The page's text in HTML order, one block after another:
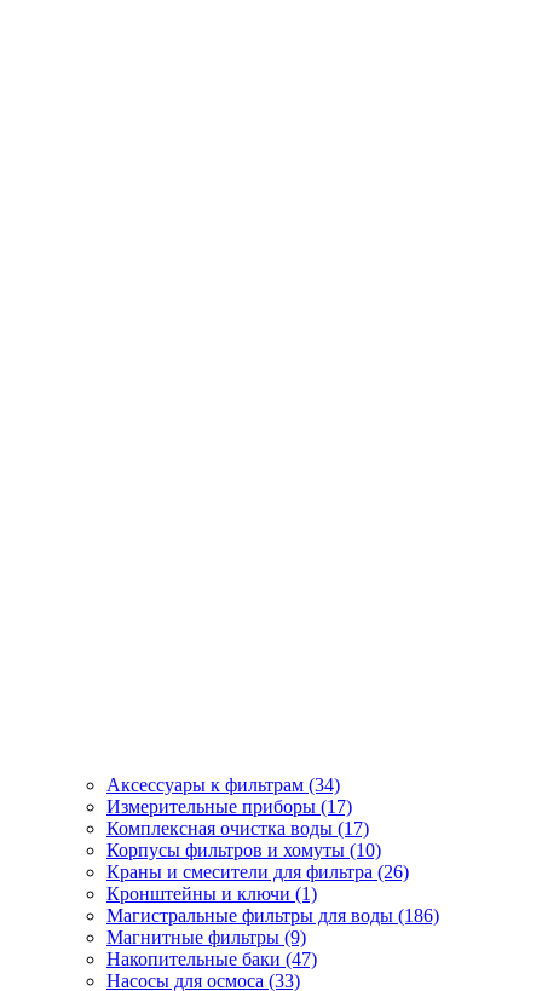
Аксессуары к фильтрам (34)
Измерительные приборы (17)
Комплексная очистка воды (17)
Корпусы фильтров и хомуты (10)
Краны и смесители для фильтра (26)
Кронштейны и ключи (1)
Магистральные фильтры для воды (186)
Магнитные фильтры (9)
Накопительные баки (47)
Насосы для осмоса (33)